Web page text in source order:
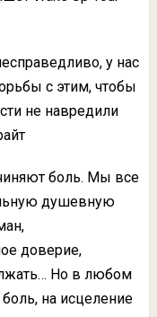
у нас
с этим, чтобы
не навредили
боль. Мы все
душевную
доверие,
Но в любом
боль, на исцеление